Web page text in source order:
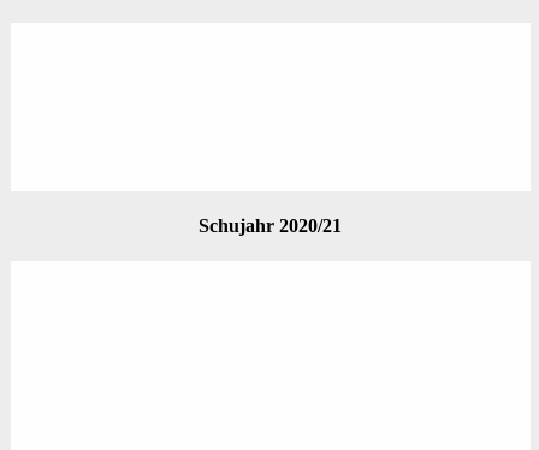
Schujahr 2020/21